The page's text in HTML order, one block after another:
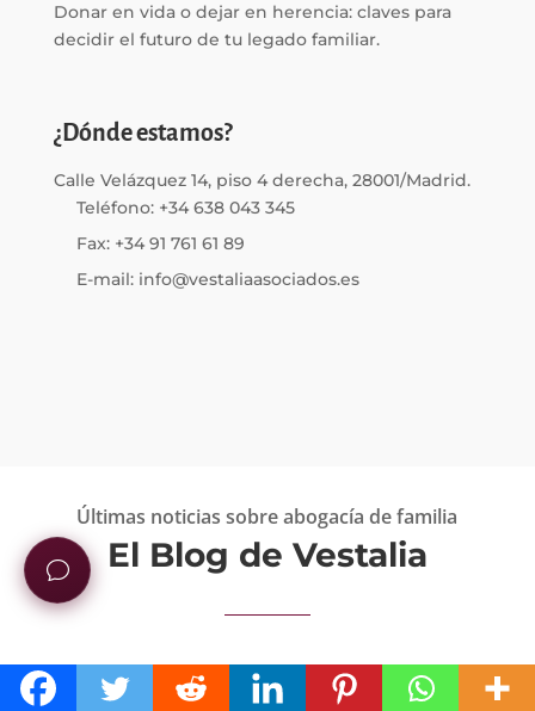
Donar en vida o dejar en herencia: claves para
decidir el futuro de tu legado familiar.
¿Dónde estamos?
Calle Velázquez 14, piso 4 derecha, 28001/Madrid.
Teléfono: +34 638 043 345
Fax: +34 91 761 61 89
E-mail: info@vestaliaasociados.es
Últimas noticias sobre abogacía de familia
El Blog de Vestalia